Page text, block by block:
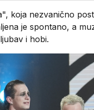
koja nezvanično
je spontano, a
i hobi.